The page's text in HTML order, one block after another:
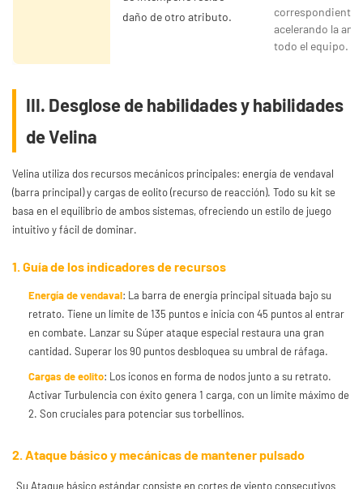
daño de otro atributo.
correspondiente,
acelerando la
todo el equipo.
III. Desglose de habilidades y habilidades
de Velina
Velina utiliza dos recursos mecánicos principales: energía de vendaval
(barra principal) y cargas de eolito (recurso de reacción). Todo su kit se
basa en el equilibrio de ambos sistemas, ofreciendo un estilo de juego
intuitivo y fácil de dominar.
1. Guía de los indicadores de recursos
Energía de vendaval: La barra de energía principal situada bajo su
retrato. Tiene un límite de 135 puntos e inicia con 45 puntos al entrar
en combate. Lanzar su Súper ataque especial restaura una gran
cantidad. Superar los 90 puntos desbloquea su umbral de ráfaga.
Cargas de eolito: Los iconos en forma de nodos junto a su retrato.
Activar Turbulencia con éxito genera 1 carga, con un límite máximo de
2. Son cruciales para potenciar sus torbellinos.
2. Ataque básico y mecánicas de mantener pulsado
Su Ataque básico estándar consiste en cortes de viento consecutivos